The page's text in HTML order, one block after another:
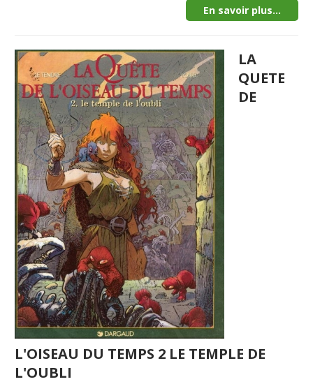
En savoir plus...
LA
QUETE
DE
L'OISEAU DU TEMPS 2 LE TEMPLE DE
L'OUBLI